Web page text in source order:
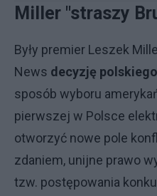
Miller "straszy
Były premier Leszek
News decyzję
sposób wyboru
pierwszej w Polsce
otworzyć nowe pole
zdaniem, unijne prawo
tzw. postępowania